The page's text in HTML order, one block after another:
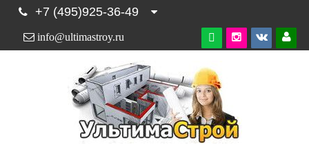
+7 (495)925-36-49

info@ultimastroy.ru